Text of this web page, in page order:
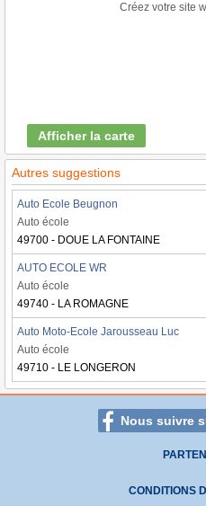
Créez votre site
Afficher la carte
Autres suggestions
Auto Ecole Beugnon
Auto école
49700 - DOUE LA FONTAINE
AUTO ECOLE WR
Auto école
49740 - LA ROMAGNE
Auto Moto-Ecole Jarousseau Luc
Auto école
49710 - LE LONGERON
Nous suivre
CONDITIONS